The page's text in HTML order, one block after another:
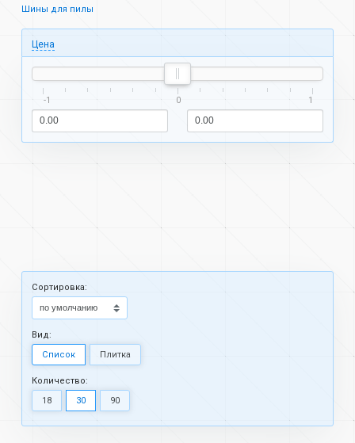
Шины для пилы
Цена
-1 0 1
Cортировка:
Вид:
Список
Плитка
Количество:
18
30 90